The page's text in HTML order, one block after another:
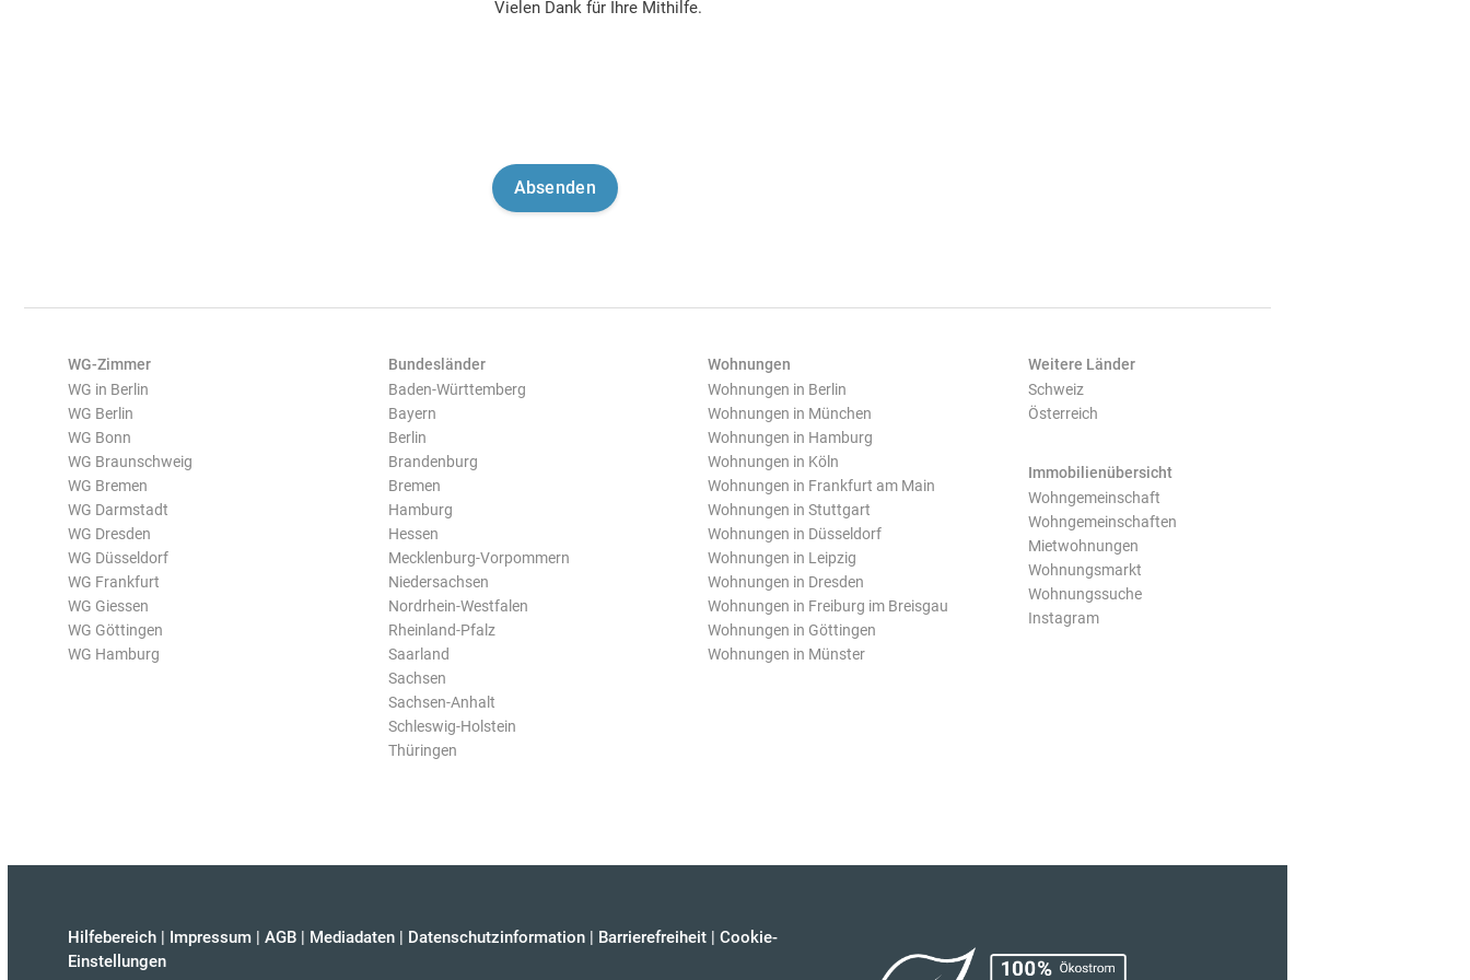
Vielen Dank für Ihre Mithilfe.
WG-Zimmer
WG in Berlin
WG Berlin
WG Bonn
WG Braunschweig
WG Bremen
WG Darmstadt
WG Dresden
WG Düsseldorf
WG Frankfurt
WG Giessen
WG Göttingen
WG Hamburg
Bundesländer
Baden-Württemberg
Bayern
Berlin
Brandenburg
Bremen
Hamburg
Hessen
Mecklenburg-Vorpommern
Niedersachsen
Nordrhein-Westfalen
Rheinland-Pfalz
Saarland
Sachsen
Sachsen-Anhalt
Schleswig-Holstein
Thüringen
Wohnungen
Wohnungen in Berlin
Wohnungen in München
Wohnungen in Hamburg
Wohnungen in Köln
Wohnungen in Frankfurt am Main
Wohnungen in Stuttgart
Wohnungen in Düsseldorf
Wohnungen in Leipzig
Wohnungen in Dresden
Wohnungen in Freiburg im Breisgau
Wohnungen in Göttingen
Wohnungen in Münster
Weitere Länder
Schweiz
Österreich
Immobilienübersicht
Wohngemeinschaft
Wohngemeinschaften
Mietwohnungen
Wohnungsmarkt
Wohnungssuche
Instagram
Hilfebereich | Impressum | AGB | Mediadaten | Datenschutzinformation | Barrierefreiheit | Cookie-
Einstellungen